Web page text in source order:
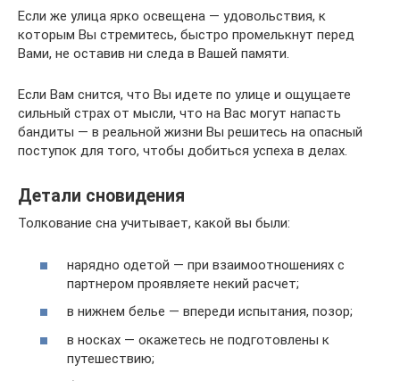
Если же улица ярко освещена — удовольствия, к
которым Вы стремитесь, быстро промелькнут перед
Вами, не оставив ни следа в Вашей памяти.
Если Вам снится, что Вы идете по улице и ощущаете
сильный страх от мысли, что на Вас могут напасть
бандиты — в реальной жизни Вы решитесь на опасный
поступок для того, чтобы добиться успеха в делах.
Детали сновидения
Толкование сна учитывает, какой вы были:
нарядно одетой — при взаимоотношениях с
партнером проявляете некий расчет;
в нижнем белье — впереди испытания, позор;
в носках — окажетесь не подготовлены к
путешествию;